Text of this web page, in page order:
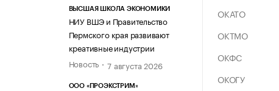
ВЫСШАЯ ШКОЛА ЭКОНОМИКИ
НИУ ВШЭ и Правительство
Пермского края развивают
креативные индустрии
Новость
7 августа 2026
ООО «ПРОЭКСТРИМ»
ОКАТО
ОКТМО
ОКФС
ОКОГУ